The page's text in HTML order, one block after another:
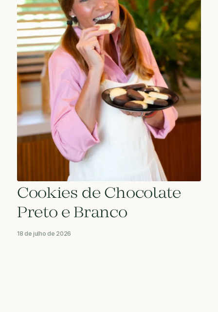
Cookies de Chocolate
Preto e Branco
18 de julho de 2026